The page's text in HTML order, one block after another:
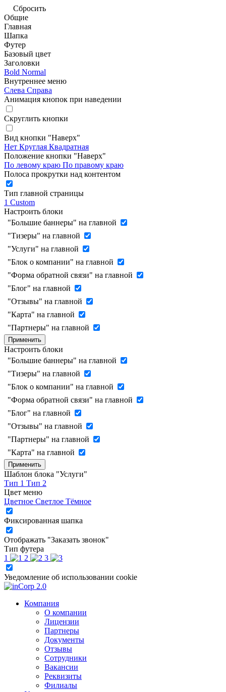
Сбросить
Общие
Главная
Шапка
Футер
Базовый цвет
Заголовки
Bold Normal
Внутреннее меню
Слева Справа
Анимация кнопок при наведении
Скруглить кнопки
Вид кнопки "Наверх"
Нет Круглая Квадратная
Положение кнопки "Наверх"
По левому краю По правому краю
Полоса прокрутки над контентом
Тип главной страницы
1 Custom
Настроить блоки
"Большие баннеры" на главной
"Тизеры" на главной
"Услуги" на главной
"Блок о компании" на главной
"Форма обратной связи" на главной
"Блог" на главной
"Отзывы" на главной
"Карта" на главной
"Партнеры" на главной
Применить
Настроить блоки
"Большие баннеры" на главной
"Тизеры" на главной
"Блок о компании" на главной
"Форма обратной связи" на главной
"Блог" на главной
"Отзывы" на главной
"Партнеры" на главной
"Карта" на главной
Применить
Шаблон блока "Услуги"
Тип 1 Тип 2
Цвет меню
Цветное Светлое Тёмное
Фиксированная шапка
Отображать "Заказать звонок"
Тип футера
1
2 3
Уведомление об использовании cookie
Компания
О компании
Лицензии
Партнеры
Документы
Отзывы
Сотрудники
Вакансии
Реквизиты
Филиалы